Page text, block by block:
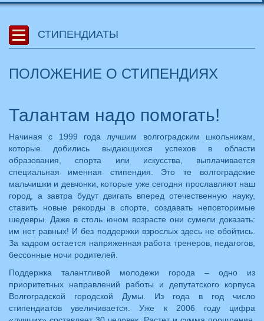
СТИПЕНДИАТЫ
ПОЛОЖЕНИЕ О СТИПЕНДИЯХ
Талантам надо помогать!
Начиная с 1999 года лучшим волгоградским школьникам,
которые добились выдающихся успехов в области
образования, спорта или искусства, выплачивается
специальная именная стипендия. Это те волгоградские
мальчишки и девчонки, которые уже сегодня прославляют наш
город, а завтра будут двигать вперед отечественную науку,
ставить новые рекорды в спорте, создавать неповторимые
шедевры. Даже в столь юном возрасте они сумели доказать:
им нет равных! И без поддержки взрослых здесь не обойтись.
За кадром остается напряженная работа тренеров, педагогов,
бессонные ночи родителей.
Поддержка талантливой молодежи города – одно из
приоритетных направлений работы и депутатского корпуса
Волгоградской городской Думы. Из года в год число
стипендиатов увеличивается. Уже к 2006 году цифра